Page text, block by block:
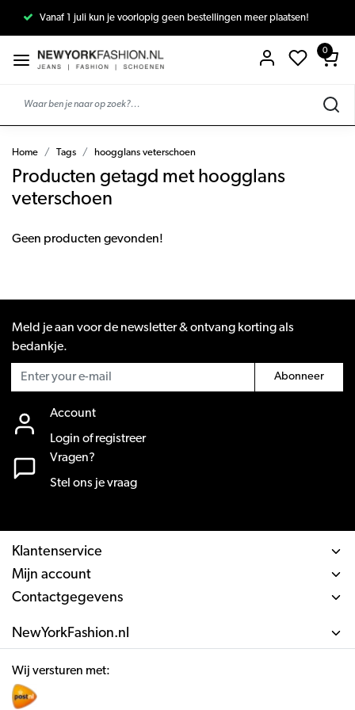
Vanaf 1 juli kun je voorlopig geen bestellingen meer plaatsen!
0
Home Tags hoogglans veterschoen
Producten getagd met hoogglans
veterschoen
Geen producten gevonden!
Meld je aan voor de newsletter & ontvang korting als
bedankje.
Abonneer
Account
Login of registreer
Vragen?
Stel ons je vraag
Klantenservice
Mijn account
Contactgegevens
NewYorkFashion.nl
Wij versturen met: